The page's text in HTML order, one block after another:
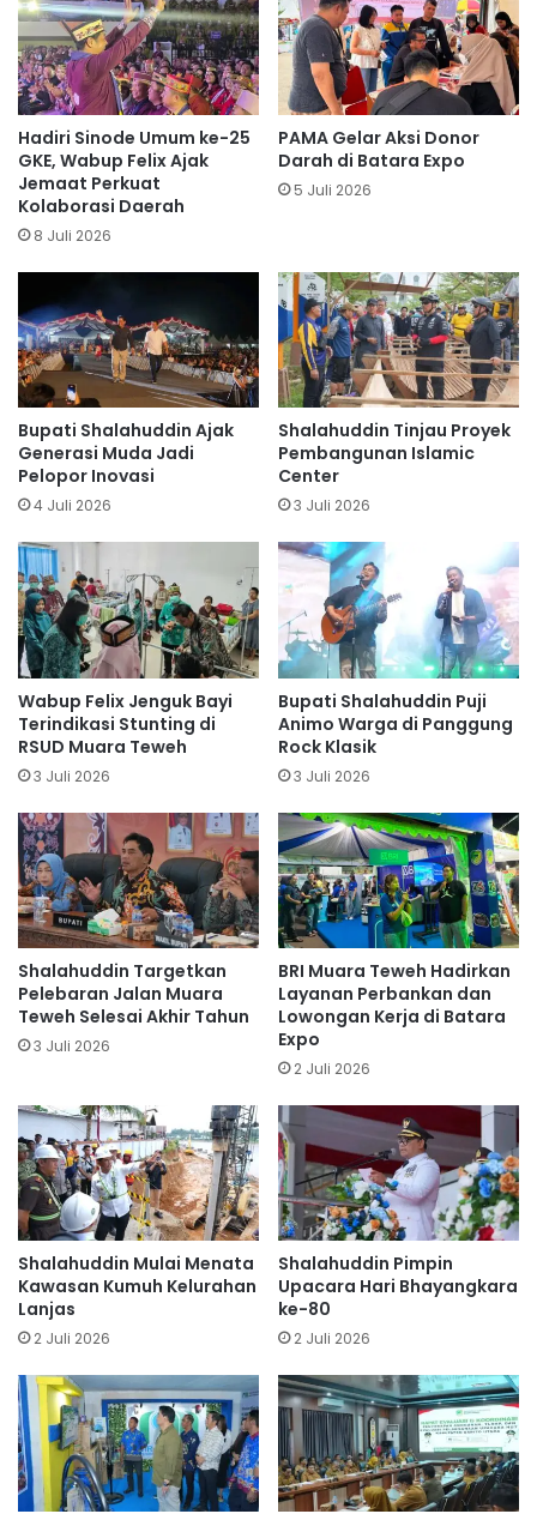
Hadiri Sinode Umum ke-25
GKE, Wabup Felix Ajak
Jemaat Perkuat
Kolaborasi Daerah
8 Juli 2026
PAMA Gelar Aksi Donor
Darah di Batara Expo
5 Juli 2026
Bupati Shalahuddin Ajak
Generasi Muda Jadi
Pelopor Inovasi
4 Juli 2026
Shalahuddin Tinjau Proyek
Pembangunan Islamic
Center
3 Juli 2026
Wabup Felix Jenguk Bayi
Terindikasi Stunting di
RSUD Muara Teweh
3 Juli 2026
Bupati Shalahuddin Puji
Animo Warga di Panggung
Rock Klasik
3 Juli 2026
Shalahuddin Targetkan
Pelebaran Jalan Muara
Teweh Selesai Akhir Tahun
3 Juli 2026
BRI Muara Teweh Hadirkan
Layanan Perbankan dan
Lowongan Kerja di Batara
Expo
2 Juli 2026
Shalahuddin Mulai Menata
Kawasan Kumuh Kelurahan
Lanjas
2 Juli 2026
Shalahuddin Pimpin
Upacara Hari Bhayangkara
ke-80
2 Juli 2026